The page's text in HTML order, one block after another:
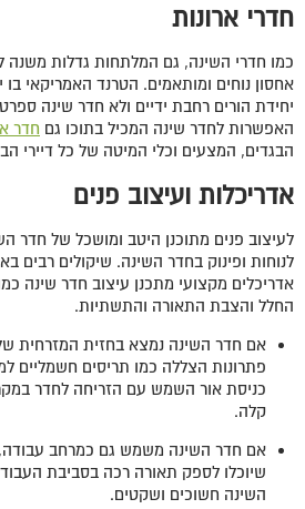
חדרי ארונות
כמו חדרי השינה, גם המלתחות גדלות משנה
יחידת הורים רחבת ידיים ולא חדר שינה
האפשרות לחדר שינה המכיל בתוכו גם חדר
הבגדים, המצעים וכלי המיטה של כל דיירי
אדריכלות ועיצוב פנים
לעיצוב פנים מתוכנן היטב ומושכל של חדר
לנוחות ופינוק בחדר השינה. שיקולים רבים
אדריכלים מקצועי מתכנן עיצוב חדר שינה
החלל והצבת התאורה והתשתיות.
אם חדר השינה נמצא בחזית המזרחית
פתרונות הצללה כמו תריסים חשמליים
כניסת אור השמש עם הזריחה לחדר
קלה.
אם חדר השינה משמש גם כמרחב
שיוכלו לספק תאורה רכה בסביבת
השינה חשוכים ושקטים.